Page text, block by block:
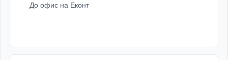
До офис на Еконт